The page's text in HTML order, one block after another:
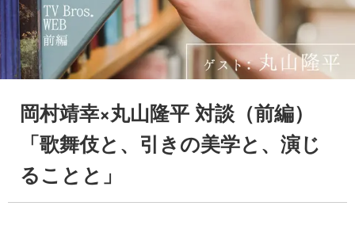
岡村靖幸×丸山隆平 対談（前編）
「歌舞伎と、引きの美学と、演じ
ることと」